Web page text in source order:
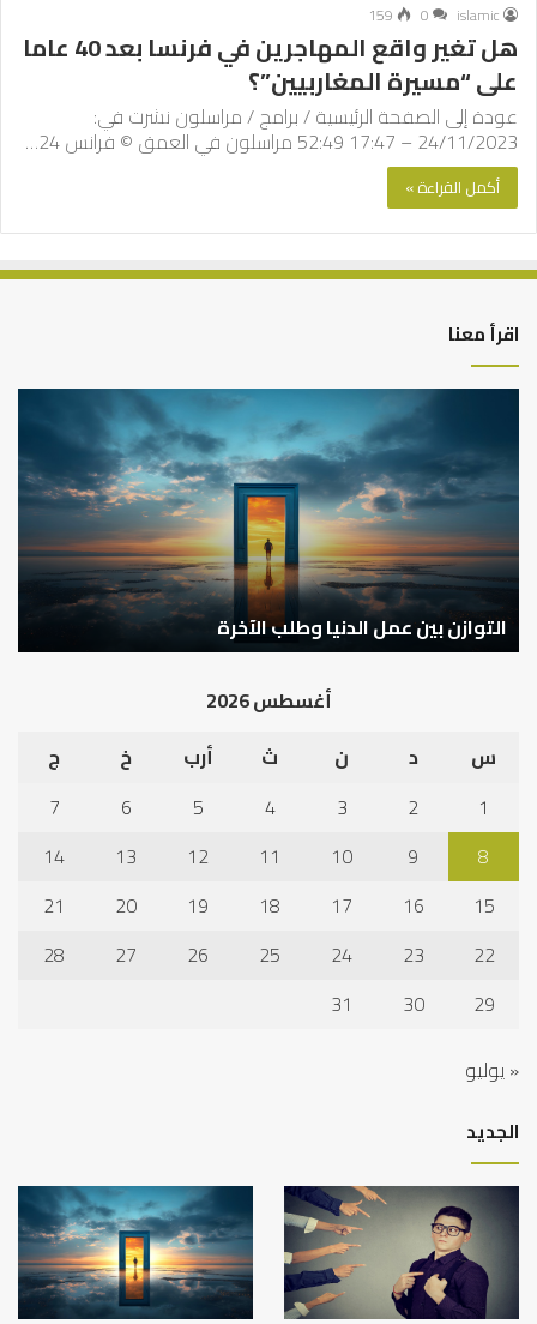
islamic
0
159
هل تغير واقع المهاجرين في فرنسا بعد 40 عاما
على “مسيرة المغاربيين”؟
عودة إلى الصفحة الرئيسية / برامج / مراسلون نشرت في:
24/11/2023 – 17:47 52:49 مراسلون في العمق © فرانس 24…
أكمل القراءة »
اقرأ معنا
كيف
العبادات
شخصية
الإنسان؟
كيف تشكل العبادات شخصية الإنسان؟
أغسطس 2026
س
د ن ث أرب خ
ج
1
2
3
4
5
6
7
8
9
10
11
12
13
14
15
16
17
18
19
20
21
22
23
24
25
26
27
28
29
30
31
« يوليو
الجديد